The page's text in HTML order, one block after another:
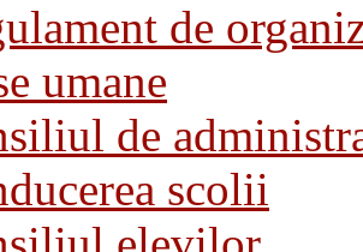
de
umane
de
scolii